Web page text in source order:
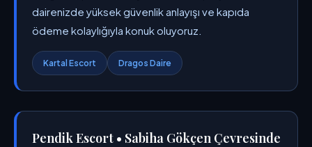
dairenizde yüksek güvenlik anlayışı ve kapıda
ödeme kolaylığıyla konuk oluyoruz.
Kartal Escort Dragos Daire
Pendik Escort • Sabiha Gökçen Çevresinde